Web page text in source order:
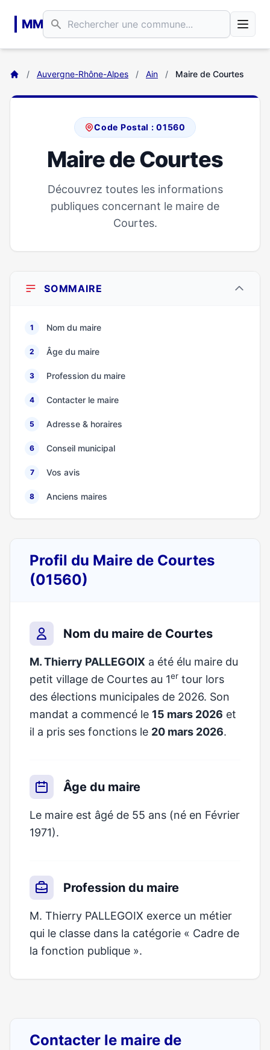
MM
/ Auvergne-Rhône-Alpes / Ain / Maire de Courtes
Code Postal : 01560
Maire de Courtes
Découvrez toutes les informations
publiques concernant le maire de
Courtes.
SOMMAIRE
1 Nom du maire
2 Âge du maire
3 Profession du maire
4 Contacter le maire
5 Adresse & horaires
6 Conseil municipal
7 Vos avis
8 Anciens maires
Profil du Maire de Courtes
(01560)
Nom du maire de Courtes
M. Thierry PALLEGOIX a été élu maire du
petit village de Courtes au 1er tour lors
des élections municipales de 2026. Son
mandat a commencé le 15 mars 2026 et
il a pris ses fonctions le 20 mars 2026.
Âge du maire
Le maire est âgé de 55 ans (né en Février
1971).
Profession du maire
M. Thierry PALLEGOIX exerce un métier
qui le classe dans la catégorie « Cadre de
la fonction publique ».
Contacter le maire de